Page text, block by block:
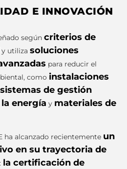
E INNOVACIÓN
según criterios de
y utiliza soluciones
para reducir el
como instalaciones
sistemas de gestión
energía y materiales de
ha alcanzado recientemente un
en su trayectoria de
: la certificación de